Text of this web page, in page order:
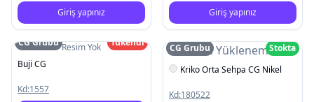
Giriş yapınız
Giriş yapınız
Resim Yok
CG Grubu
Tükendi
Buji CG
Kd:1557
Resim Yüklenemedi
CG Grubu
Stokta
Kriko Orta Sehpa CG Nikel
Kd:180522